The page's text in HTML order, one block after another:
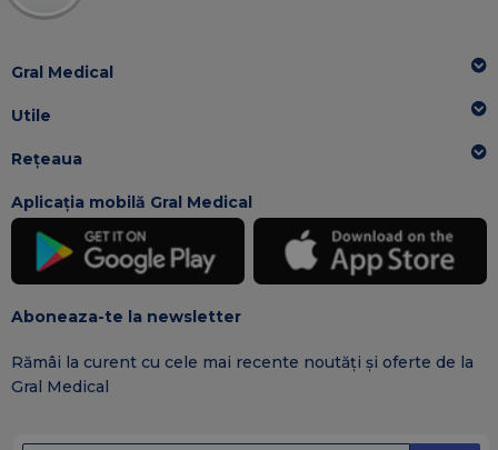
Gral Medical
Utile
Rețeaua
Aplicația mobilă Gral Medical
Aboneaza-te la newsletter
Rămâi la curent cu cele mai recente noutăți și oferte de la
Gral Medical